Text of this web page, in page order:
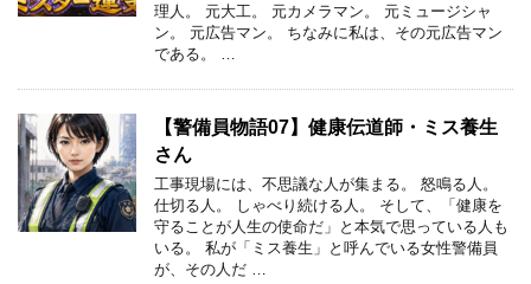
理人。 元大工。 元カメラマン。 元ミュージシャ
ン。 元広告マン。 ちなみに私は、その元広告マン
である。 …
【警備員物語07】健康伝道師・ミス養生
さん
工事現場には、不思議な人が集まる。 怒鳴る人。
仕切る人。 しゃべり続ける人。 そして、「健康を
守ることが人生の使命だ」と本気で思っている人も
いる。 私が「ミス養生」と呼んでいる女性警備員
が、その人だ …